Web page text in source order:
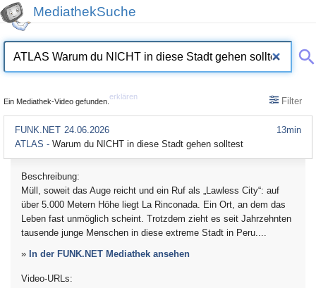
MediathekSuche
Ein Mediathek-Video gefunden.
erklären Filter
13min
FUNK.NET 24.06.2026
ATLAS - Warum du NICHT in diese Stadt gehen solltest
Beschreibung:
Müll, soweit das Auge reicht und ein Ruf als „Lawless City“: auf
über 5.000 Metern Höhe liegt La Rinconada. Ein Ort, an dem das
Leben fast unmöglich scheint. Trotzdem zieht es seit Jahrzehnten
tausende junge Menschen in diese extreme Stadt in Peru....
» In der FUNK.NET Mediathek ansehen
Video-URLs: